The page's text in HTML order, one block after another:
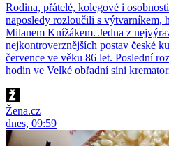
Rodina, přátelé, kolegové i
naposledy rozloučili s výtvarníkem,
Milanem Knížákem. Jedna z
nejkontroverznějších postav české
července ve věku 86 let. Poslední
hodin ve Velké obřadní síni
Žena.cz
dnes, 09:59